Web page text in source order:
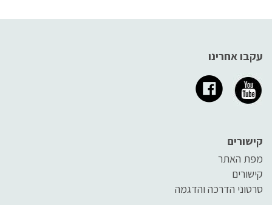
עקבו אחרינו
קישורים
מפת האתר
קישורים
סרטוני הדרכה והדגמה